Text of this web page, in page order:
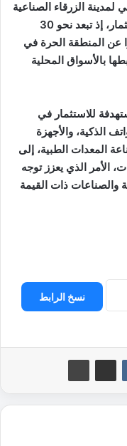
الزرقاء الصناعية
يشكل أحد أبرز عناصر القوة الجاذبة للاستثمار، إذ تبعد نحو 30
عمان، و 15 كيلومترا عن المنطقة الحرة في
بالأسواق المحلية
للاستثمار في
الذكية، والأجهزة
المعدات الطبية، إلى
الأمر الذي يعزز توجه
والصناعات ذات القيمة
نسخ الرابط